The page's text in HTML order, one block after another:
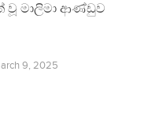
වූ මාලිමා ආණ්ඩුව
9, 2025